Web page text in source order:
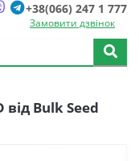
+38(066) 247 1 777
Замовити дзвінок
від Bulk Seed